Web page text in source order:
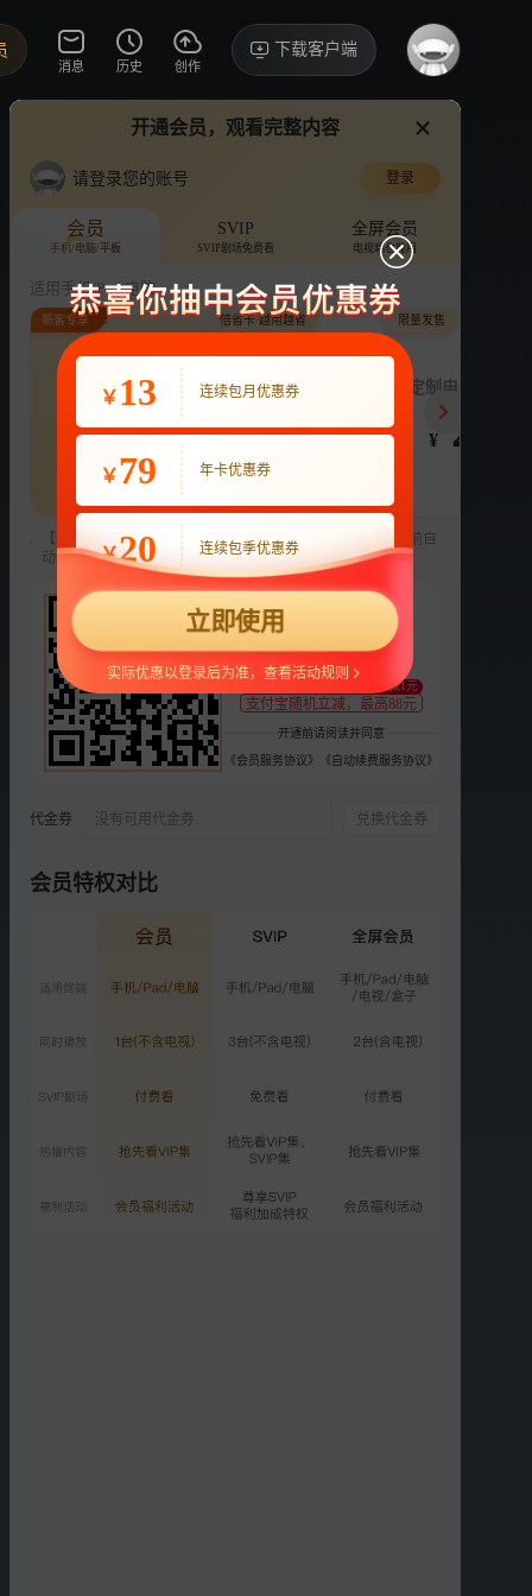
消息 历史 创作
下载客户端
讨论·2
芒果TV发布
综艺 偶像
2025-05-04
你是灿烂分之一
4.1万次播放
2025-08-15
抗战胜利80周年主题宣传片
2025-08-15
10.5万次播放
开通会员，观看完整内容
请登录您的账号 登录
会员
手机/电脑/平板
SVIP
SVIP剧场免费看
全屏会员
电视端也能用
适用手机/Pad/电脑
连续包月
¥ 22
22
新客专享
月付最低至
¥ 3.9
倍省卡·越用越省
定制电子吧唧年
¥ 248
限量发售
【新用户专享】前3个月每月9元，第4个月起22元/月，到期前自
动续费，可随时取消。
22
支持 扫码支付
支付宝随机立减，最高88元
至少减1元
开通前请阅读并同意
《会员服务协议》 《自动续费服务协议》
代金券 没有可用代金券 兑换代金券
会员特权对比
￥ 13 连续包月优惠券
￥79 年卡优惠券
￥20 连续包季优惠券
立即使用
实际优惠以登录后为准，查看活动规则